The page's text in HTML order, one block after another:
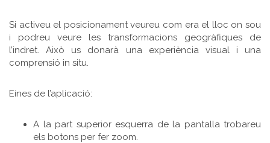
Si activeu el posicionament veureu com era el lloc on sou
i podreu veure les transformacions geogràfiques de
l’indret. Això us donarà una experiència visual i una
comprensió in situ.
Eines de l’aplicació:
A la part superior esquerra de la pantalla trobareu
els botons per fer zoom.